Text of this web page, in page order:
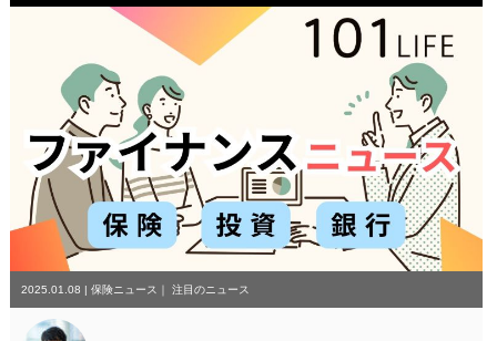
2025.01.08 | 保険ニュース ｜ 注目のニュース